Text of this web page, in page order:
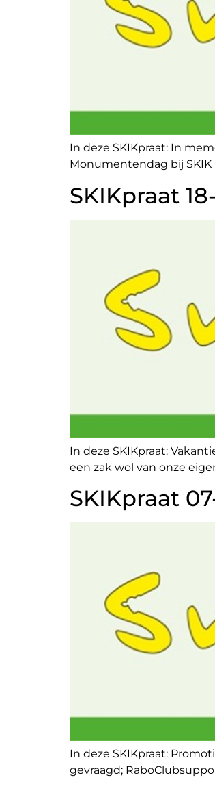
In deze SKIKpraat: In
Monumentendag bij SKIK
SKIKpraat
In deze SKIKpraat:
een zak wol van onze
SKIKpraat
In deze SKIKpraat:
gevraagd;